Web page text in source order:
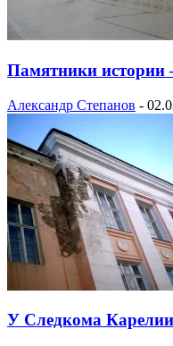
Памятники
Александр Степанов -
У Следкома Карелии